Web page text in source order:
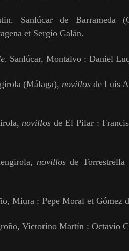
Sanlúcar de Barrameda
et Sergio Galán.
. Sanlúcar, Montalvo : Daniel
(Málaga), novillos de Luis
novillos de El Pilar :
novillos de
Miura : Pepe Moral et Gómez
Victorino Martín : Octavio